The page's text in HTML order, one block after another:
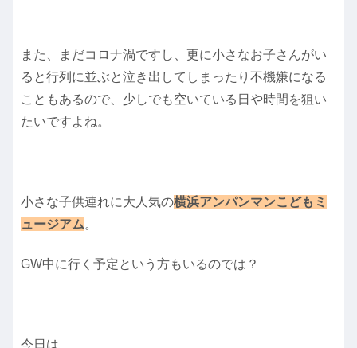
また、まだコロナ渦ですし、更に小さなお子さんがい
ると行列に並ぶと泣き出してしまったり不機嫌になる
こともあるので、少しでも空いている日や時間を狙い
たいですよね。
小さな子供連れに大人気の横浜アンパンマンこどもミ
ュージアム。
GW中に行く予定という方もいるのでは？
今日は